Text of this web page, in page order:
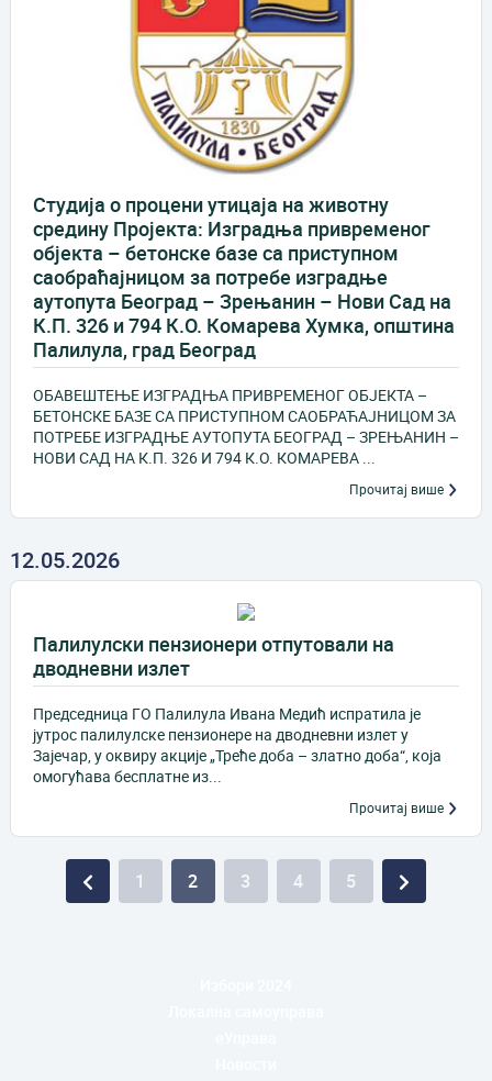
Студија о процени утицаја на животну
средину Пројекта: Изградња привременог
објекта – бетонске базе са приступном
саобраћајницом за потребе изградње
аутопута Београд – Зрењанин – Нови Сад на
К.П. 326 и 794 К.О. Комарева Хумка, општина
Палилула, град Београд
ОБАВЕШТЕЊЕ ИЗГРАДЊА ПРИВРЕМЕНОГ ОБЈЕКТА –
БЕТОНСКЕ БАЗЕ СА ПРИСТУПНОМ САОБРАЋАЈНИЦОМ ЗА
ПОТРЕБЕ ИЗГРАДЊЕ АУТОПУТА БЕОГРАД – ЗРЕЊАНИН –
НОВИ САД НА К.П. 326 И 794 К.О. КОМАРЕВА ...
Прочитај више
12.05.2026
Палилулски пензионери отпутовали на
дводневни излет
Председница ГO Палилула Ивана Медић испратила је
јутрос палилулске пензионере на дводневни излет у
Зајечар, у оквиру акције „Треће доба – златно доба“, која
омогућава бесплатне из...
Прочитај више
1 2 3 4 5